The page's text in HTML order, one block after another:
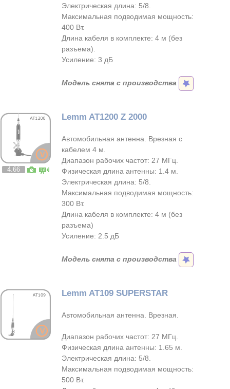
Электрическая длина: 5/8.
Максимальная подводимая мощность:
400 Вт.
Длина кабеля в комплекте: 4 м (без
разъема).
Усиление: 3 дБ
Модель снята с производства
4.66
Lemm AT1200 Z 2000
Автомобильная антенна. Врезная с
кабелем 4 м.
Диапазон рабочих частот: 27 МГц.
Физическая длина антенны: 1.4 м.
Электрическая длина: 5/8.
Максимальная подводимая мощность:
300 Вт.
Длина кабеля в комплекте: 4 м (без
разъема)
Усиление: 2.5 дБ
Модель снята с производства
Lemm AT109 SUPERSTAR
Автомобильная антенна. Врезная.
Диапазон рабочих частот: 27 МГц.
Физическая длина антенны: 1.65 м.
Электрическая длина: 5/8.
Максимальная подводимая мощность:
500 Вт.